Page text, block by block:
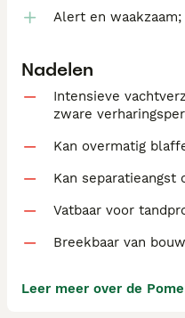
Alert en
Nadelen
Intensieve
zware
Kan overmatig
Kan
Vatbaar voor
Breekbaar van
Leer meer over de